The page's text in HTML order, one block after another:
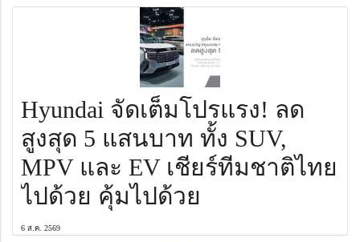
Hyundai จัดเต็มโปรแรง! ลด
สูงสุด 5 แสนบาท ทั้ง SUV,
MPV และ EV เชียร์ทีมชาติไทย
ไปด้วย คุ้มไปด้วย
6 ส.ค. 2569